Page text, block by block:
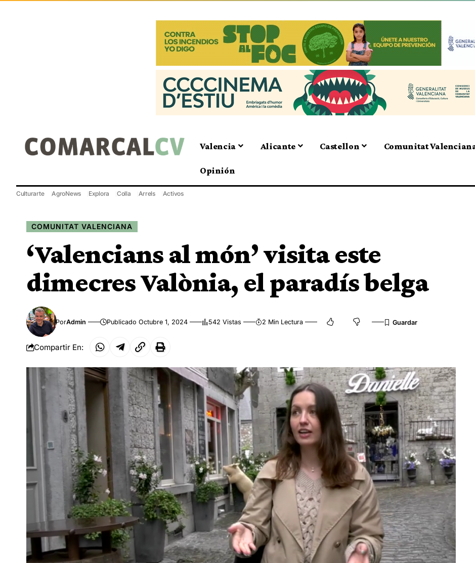
Valencia Alicante Castellon Comunitat
Opinión
Culturarte AgroNews Explora Colla Arrels Activos
COMUNITAT VALENCIANA
‘Valencians al món’ visita este
dimecres Valònia, el paradís belga
PorAdmin Publicado Octubre 1, 2024 542 Vistas 2 Min Lectura
Compartir En: